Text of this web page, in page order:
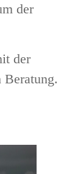
der
der